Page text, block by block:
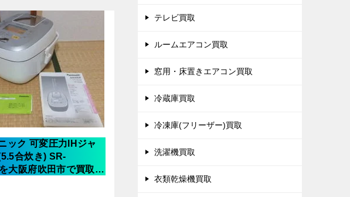
ック 可変圧力IHジャ
合炊き) SR-
大阪府吹田市で買取
テレビ買取
ルームエアコン買取
窓用・床置きエアコン買取
冷蔵庫買取
冷凍庫(フリーザー)買取
洗濯機買取
衣類乾燥機買取